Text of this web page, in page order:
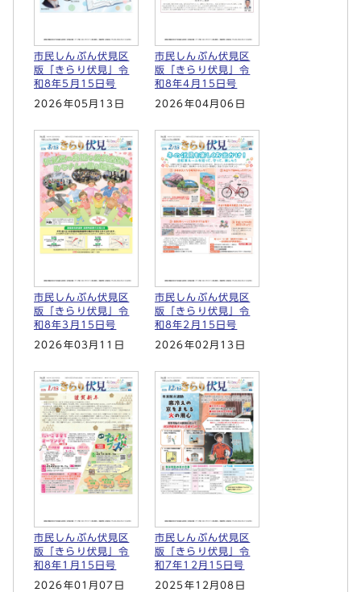
市民しんぶん伏見区
版「きらり伏見」令
和8年5月15日号
2026年05月13日
市民しんぶん伏見区
版「きらり伏見」令
和8年4月15日号
2026年04月06日
市民しんぶん伏見区
版「きらり伏見」令
和8年3月15日号
2026年03月11日
市民しんぶん伏見区
版「きらり伏見」令
和8年2月15日号
2026年02月13日
市民しんぶん伏見区
版「きらり伏見」令
和8年1月15日号
2026年01月07日
市民しんぶん伏見区
版「きらり伏見」令
和7年12月15日号
2025年12月08日